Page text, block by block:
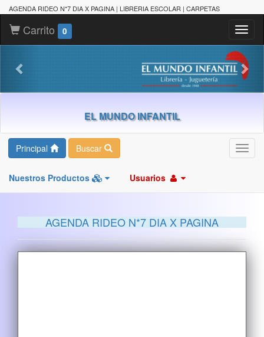
AGENDA RIDEO N*7 DIA X PAGINA | LIBRERIA ESCOLAR | CARPETAS
Carrito 0
EL MUNDO INFANTIL
Principal Buscar
Nuestros Productos Usuarios
AGENDA RIDEO N*7 DIA X PAGINA